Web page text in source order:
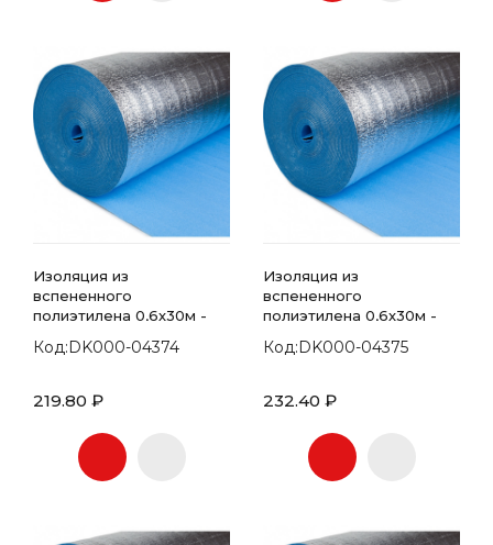
Изоляция из
вспененного
полиэтилена 0,6х30м -
Код:DK000-04374
219.80 ₽
Изоляция из
вспененного
полиэтилена 0,6х30м -
Код:DK000-04375
232.40 ₽